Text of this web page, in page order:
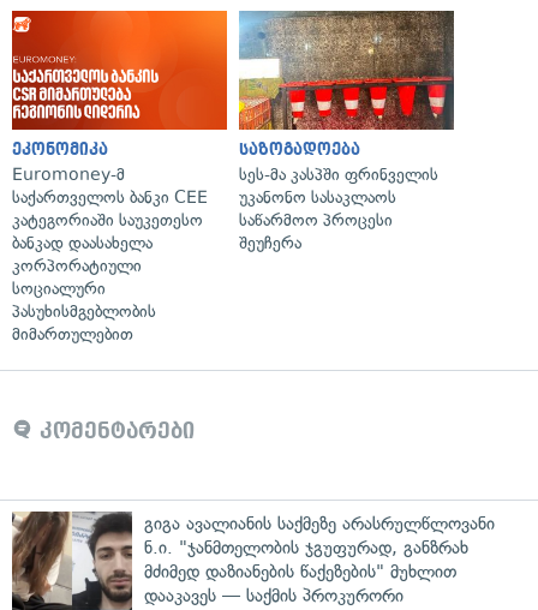
ეკონომიკა
Euromoney-მ
საქართველოს ბანკი CEE
კატეგორიაში საუკეთესო
ბანკად დაასახელა
კორპორატიული
სოციალური
პასუხისმგებლობის
მიმართულებით
საზოგადოება
სეს-მა კასპში ფრინველის
უკანონო სასაკლაოს
საწარმოო პროცესი
შეუჩერა
კომენტარები
გიგა ავალიანის საქმეზე არასრულწლოვანი
ნ.ი. "ჯანმთელობის ჯგუფურად, განზრახ
მძიმედ დაზიანების წაქეზების" მუხლით
დააკავეს — საქმის პროკურორი